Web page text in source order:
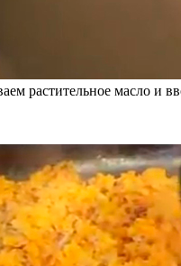
растительное масло и